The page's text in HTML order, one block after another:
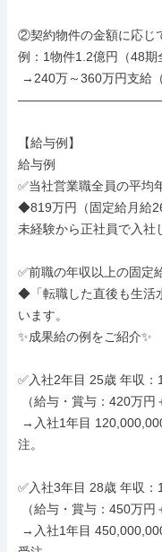
②契約物件の金額に応じ
例：1物件1.2億円（48期
【給与例】
給与例
✅当社営業職全員の平均
◆819万円（固定給月給
未経験から正社員で入社
✅前職の年収以上の固定
◆「転職した直後も生活
います。
✨成果給の例をご紹介✨
✅入社2年目 25歳 年収：
注。
✅入社3年目 28歳 年収：